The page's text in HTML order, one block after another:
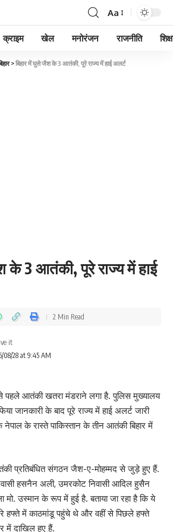
Aa
क्राइम खेल मनोरंजन राजनीति
>बिहार में घुसे जैश के 3 आतंकी, पूरे राज्य में हाई अलर्ट
के 3 आतंकी, पूरे राज्य में हाई
08/28 at 9:45 AM
2 Min Read
से पहले आतंकी खतरा मंडराने लगा है. पुलिस मुख्यालय
जानकारी के बाद पूरे राज्य में हाई अलर्ट जारी
के रास्ते पाकिस्तान के तीन आतंकी बिहार में
प्रतिबंधित संगठन जैश-ए-मोहम्मद से जुड़े हुए हैं.
हसनैन अली, उमरकोट निवासी आदिल हुसैन
मो. उस्मान के रूप में हुई है. बताया जा रहा है कि ये
हफ्ते में काठमांडू पहुंचे थे और वहीं से पिछले हफ्ते
में दाखिल हुए हैं.